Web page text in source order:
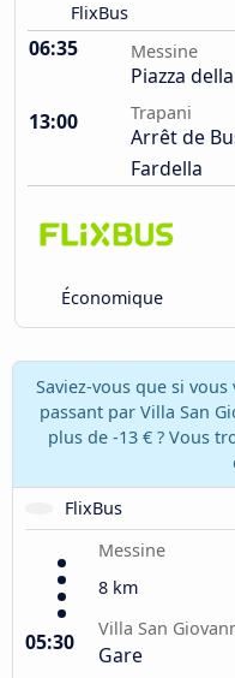
FlixBus
06:35 Messine
Piazza
13:00
Trapani
Arrêt de
Fardella
Économique
Saviez-vous que si
passant par Villa San
plus de -13 € ? Vous
FlixBus
Messine
8 km
05:30
Villa San
Gare